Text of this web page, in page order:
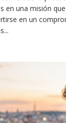
en una misión
en un